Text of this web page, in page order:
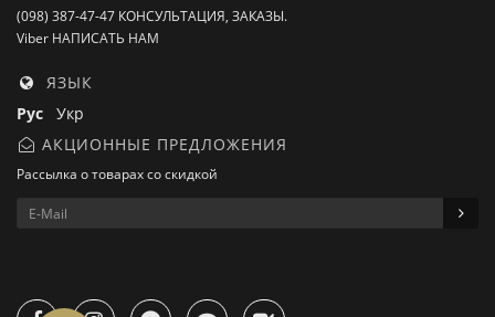
(098) 387-47-47 КОНСУЛЬТАЦИЯ, ЗАКАЗЫ.
Viber НАПИСАТЬ НАМ
ЯЗЫК
Рус Укр
АКЦИОННЫЕ ПРЕДЛОЖЕНИЯ
Рассылка о товарах со скидкой